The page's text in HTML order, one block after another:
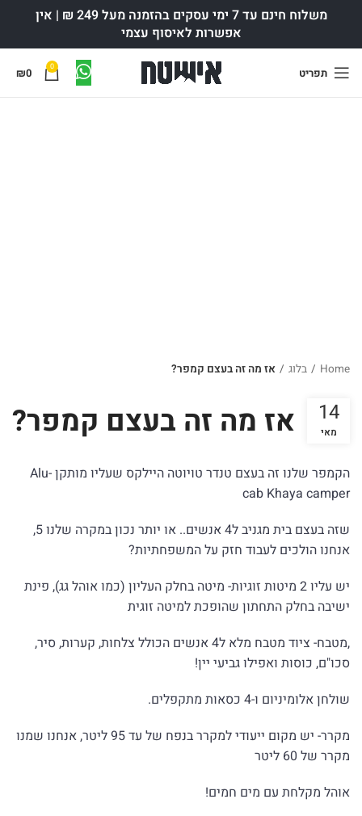
משלוח חינם עד 7 ימי עסקים בהזמנה מעל 249 ₪ | אין
אפשרות לאיסוף עצמי
תפריט 0
₪0
Home
/ בלוג / אז מה זה בעצם קמפר?
אז מה זה בעצם קמפר? 14
מאי
הקמפר שלנו זה בעצם טנדר טויוטה היילקס שעליו מותקןAlu-
cab Khaya camper
שזה בעצם בית מגניב ל4 אנשים.. או יותר נכון במקרה שלנו 5,
אנחנו הולכים לעבוד חזק על המשפחתיות?
יש עליו 2 מיטות זוגיות- מיטה בחלק העליון (כמו אוהל גג), פינת
ישיבה בחלק התחתון שהופכת למיטה זוגית
,מטבח- ציוד מטבח מלא ל4 אנשים הכולל צלחות, קערות, סיר,
סכו"ם, כוסות ואפילו גביעי יין!
שולחן אלומיניום ו-4 כסאות מתקפלים.
מקרר- יש מקום ייעודי למקרר בנפח של עד 95 ליטר, אנחנו שמנו
מקרר של 60 ליטר
אוהל מקלחת עם מים חמים!